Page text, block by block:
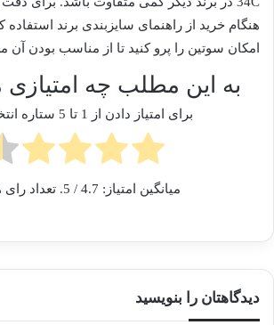
هنگام خرید از راهنمای سایزبندی برند
امکان سوتین را پرو کنید تا از مناسب بودن
به این مطلب چه
برای امتیاز دادن از 1 تا 5 ستاره انتخاب کن!
میانگین امتیاز: 4.7 / 5. تعداد رای ها:
دیدگاهتان را بنویسید